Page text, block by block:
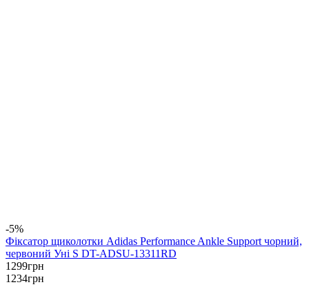
-5%
Фіксатор щиколотки Adidas Performance Ankle Support чорний,
червоний Уні S DT-ADSU-13311RD
1299грн
1234грн